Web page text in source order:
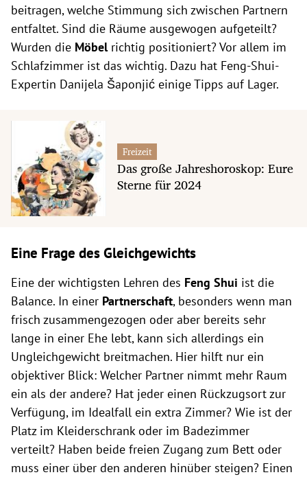
beitragen, welche Stimmung sich zwischen Partnern
entfaltet. Sind die Räume ausgewogen aufgeteilt?
Wurden die Möbel richtig positioniert? Vor allem im
Schlafzimmer ist das wichtig. Dazu hat Feng-Shui-
Expertin Danijela Šaponjić einige Tipps auf Lager.
Freizeit
Das große Jahreshoroskop: Eure
Sterne für 2024
Eine Frage des Gleichgewichts
Eine der wichtigsten Lehren des Feng Shui ist die
Balance. In einer Partnerschaft, besonders wenn man
frisch zusammengezogen oder aber bereits sehr
lange in einer Ehe lebt, kann sich allerdings ein
Ungleichgewicht breitmachen. Hier hilft nur ein
objektiver Blick: Welcher Partner nimmt mehr Raum
ein als der andere? Hat jeder einen Rückzugsort zur
Verfügung, im Idealfall ein extra Zimmer? Wie ist der
Platz im Kleiderschrank oder im Badezimmer
verteilt? Haben beide freien Zugang zum Bett oder
muss einer über den anderen hinüber steigen? Einen